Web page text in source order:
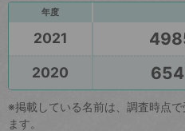
年度
2021
2020
※掲載している名前は、調査時点
ます。